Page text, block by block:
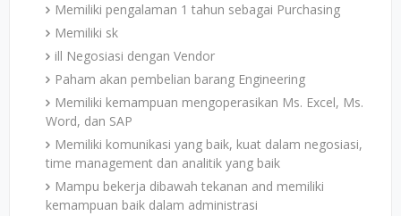
Memiliki pengalaman 1 tahun sebagai Purchasing
Memiliki sk
ill Negosiasi dengan Vendor
Paham akan pembelian barang Engineering
Memiliki kemampuan mengoperasikan Ms. Excel, Ms.
Word, dan SAP
Memiliki komunikasi yang baik, kuat dalam negosiasi,
time management dan analitik yang baik
Mampu bekerja dibawah tekanan and memiliki
kemampuan baik dalam administrasi